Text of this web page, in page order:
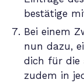
bestätige
Bei einem
nun dazu,
dich für die
zudem in